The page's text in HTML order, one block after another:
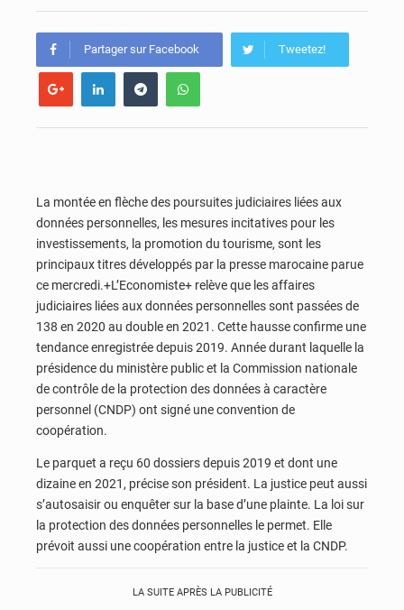
Partager sur Facebook Tweetez!
La montée en flèche des poursuites judiciaires liées aux
données personnelles, les mesures incitatives pour les
investissements, la promotion du tourisme, sont les
principaux titres développés par la presse marocaine parue
ce mercredi.+L’Economiste+ relève que les affaires
judiciaires liées aux données personnelles sont passées de
138 en 2020 au double en 2021. Cette hausse confirme une
tendance enregistrée depuis 2019. Année durant laquelle la
présidence du ministère public et la Commission nationale
de contrôle de la protection des données à caractère
personnel (CNDP) ont signé une convention de
coopération.
Le parquet a reçu 60 dossiers depuis 2019 et dont une
dizaine en 2021, précise son président. La justice peut aussi
s’autosaisir ou enquêter sur la base d’une plainte. La loi sur
la protection des données personnelles le permet. Elle
prévoit aussi une coopération entre la justice et la CNDP.
LA SUITE APRÈS LA PUBLICITÉ